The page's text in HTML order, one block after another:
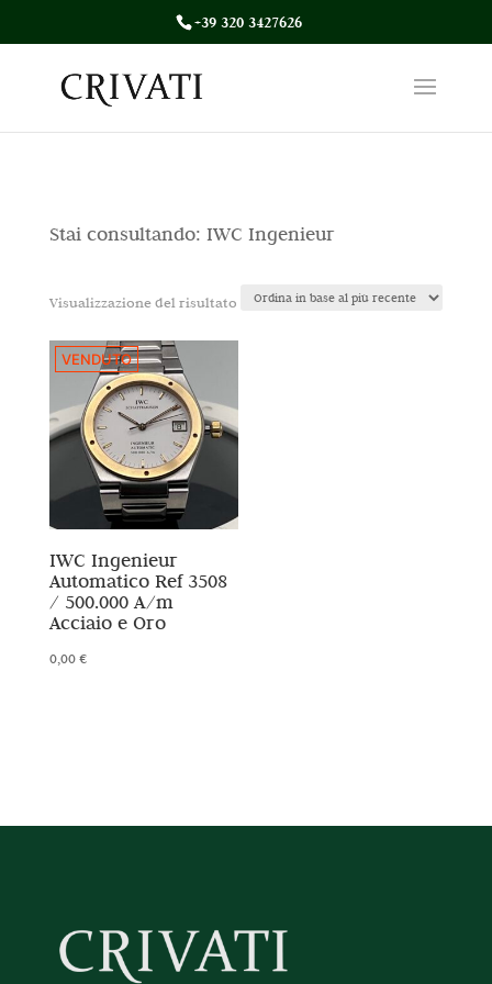
+39 320 3427626
Stai consultando: IWC Ingenieur
Visualizzazione del risultato
VENDUTO
IWC Ingenieur
Automatico Ref 3508
/ 500.000 A/m
Acciaio e Oro
0,00€